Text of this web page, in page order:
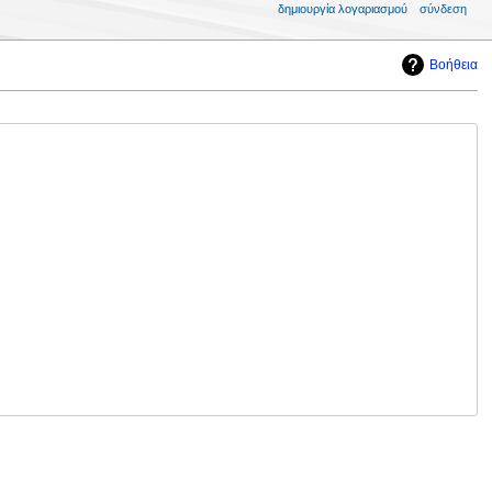
Βοήθεια
δημιουργία λογαριασμού σύνδεση